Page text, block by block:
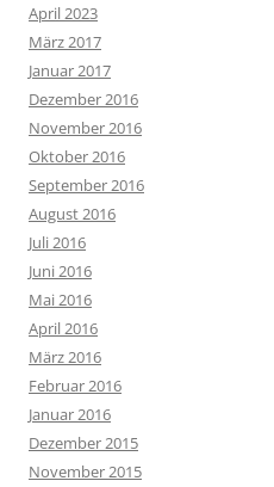
April 2023
März 2017
Januar 2017
Dezember 2016
November 2016
Oktober 2016
September 2016
August 2016
Juli 2016
Juni 2016
Mai 2016
April 2016
März 2016
Februar 2016
Januar 2016
Dezember 2015
November 2015